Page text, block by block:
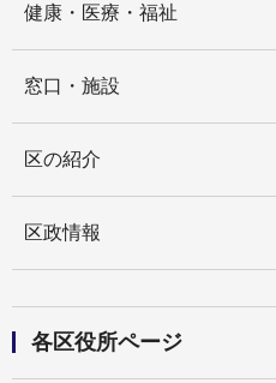
健康・医療・福祉
窓口・施設
区の紹介
区政情報
各区役所ページ